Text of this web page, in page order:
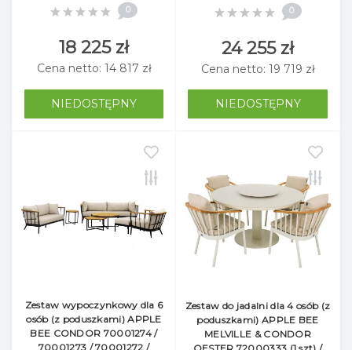
0
18 225 zł
Cena netto: 14 817 zł
NIEDOSTĘPNY
0
24 255 zł
Cena netto: 19 719 zł
NIEDOSTĘPNY
Zestaw wypoczynkowy dla 6
osób (z poduszkami) APPLE
BEE CONDOR 70001274 /
70001273 / 70001272 /
Zestaw do jadalni dla 4 osób (z
poduszkami) APPLE BEE
MELVILLE & CONDOR